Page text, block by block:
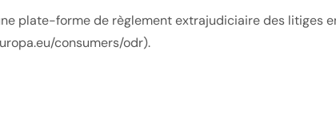
plate-forme de règlement extrajudiciaire des litiges
consumers/odr).